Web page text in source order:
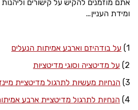
אתם מוזמנים להקיש על קישורים
ומידת העניין…
1) על בודהיזם וארבע אמיתות הנעלים
2) על מדיטציה וסוגי מדיטציות
3) הנחיות מעשיות לתרגול מדיטציית
4) הנחיות לתרגול מדיטציית ארבע